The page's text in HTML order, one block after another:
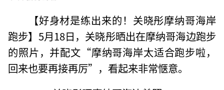
【好身材是练出来的！关晓彤摩纳哥海岸
跑步】5月18日，关晓彤晒出在摩纳哥海边跑步
的照片，并配文“摩纳哥海岸太适合跑步啦，
回来也要再接再厉”，看起来非常惬意。